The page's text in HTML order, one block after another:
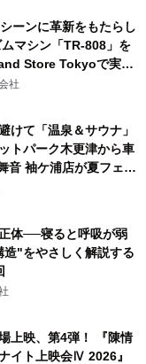
ーンに革新をもたらし
マシン「TR-808」を
Store Tokyoで実機
念キャンペーンを開
NTS」の 特別プログ
フィーチャーしたアニ
開～
社
けて「温泉＆サウナ」
トパーク木更津から車
袖ケ浦店が夏フェア
体──寝ると呼吸が弱
造"をやさしく解説する
上映、第4弾！ 『陳情
イト上映会Ⅳ 2026』